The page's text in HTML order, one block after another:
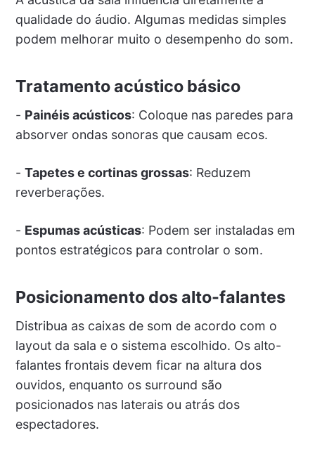
qualidade do áudio. Algumas medidas simples
podem melhorar muito o desempenho do som.
Tratamento acústico básico
- Painéis acústicos: Coloque nas paredes para
absorver ondas sonoras que causam ecos.
- Tapetes e cortinas grossas: Reduzem
reverberações.
- Espumas acústicas: Podem ser instaladas em
pontos estratégicos para controlar o som.
Posicionamento dos alto-falantes
Distribua as caixas de som de acordo com o
layout da sala e o sistema escolhido. Os alto-
falantes frontais devem ficar na altura dos
ouvidos, enquanto os surround são
posicionados nas laterais ou atrás dos
espectadores.